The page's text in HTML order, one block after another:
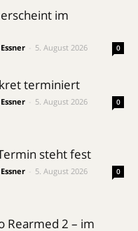
im
5. August 2026 0
terminiert
5. August 2026 0
steht fest
5. August 2026 0
Rearmed 2 – im